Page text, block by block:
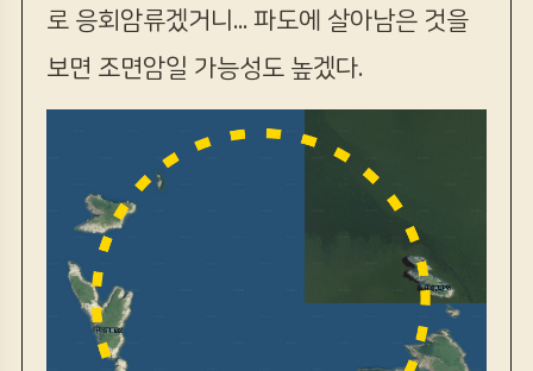
로 응회암류겠거니... 파도에 살아남은 것을
보면 조면암일 가능성도 높겠다.